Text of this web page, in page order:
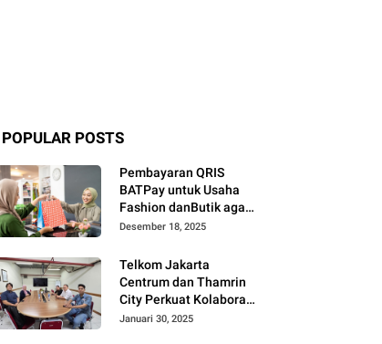
POPULAR POSTS
Pembayaran QRIS
BATPay untuk Usaha
Fashion danButik agar
Transaksi Lebih Cepat
Desember 18, 2025
Telkom Jakarta
Centrum dan Thamrin
City Perkuat Kolaborasi
Kawasan Bisnis dan
Januari 30, 2025